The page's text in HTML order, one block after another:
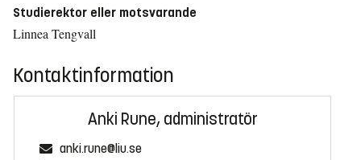
Studierektor eller motsvarande
Linnea Tengvall
Kontaktinformation
Anki Rune, administratör
anki.rune@liu.se